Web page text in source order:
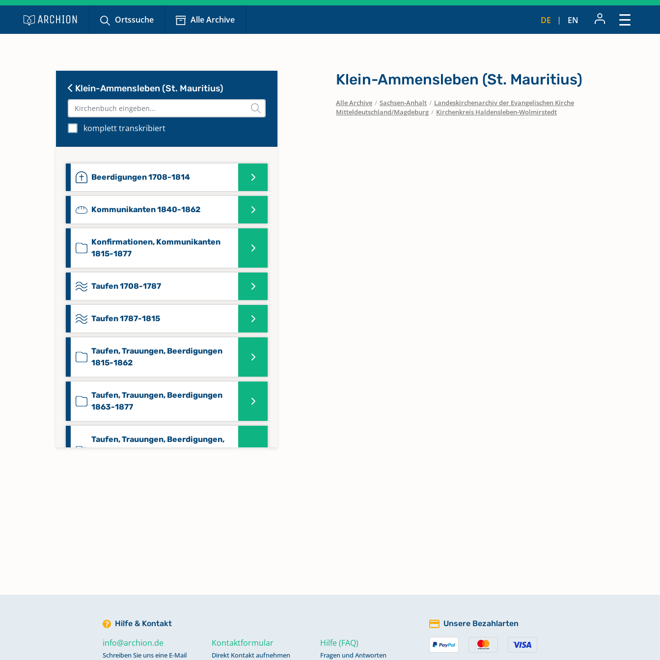
Ortssuche Alle Archive DE EN
Klein-Ammensleben (St. Mauritius)
komplett transkribiert
Beerdigungen 1708-1814
Kommunikanten 1840-1862
Konfirmationen, Kommunikanten
1815-1877
Taufen 1708-1787
Taufen 1787-1815
Taufen, Trauungen, Beerdigungen
1815-1862
Taufen, Trauungen, Beerdigungen
1863-1877
Taufen, Trauungen, Beerdigungen,
Klein-Ammensleben (St. Mauritius)
Alle Archive / Sachsen-Anhalt / Landeskirchenarchiv der Evangelischen Kirche
Mitteldeutschland/Magdeburg / Kirchenkreis Haldensleben-Wolmirstedt
Hilfe & Kontakt
info@archion.de
Schreiben Sie uns eine E-Mail
Kontaktformular
Direkt Kontakt aufnehmen
Hilfe (FAQ)
Fragen und Antworten
Unsere Bezahlarten